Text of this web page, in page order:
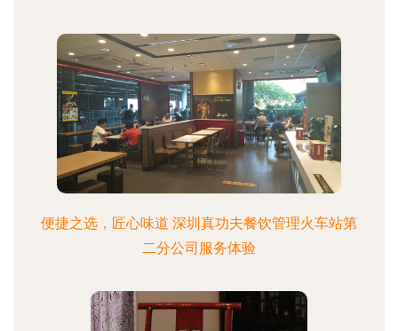
便捷之选，匠心味道 深圳真功夫餐饮管理火车站第
二分公司服务体验